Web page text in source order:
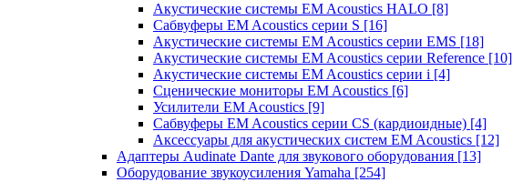
Акустические системы EM Acoustics HALO [8]
Сабвуферы EM Acoustics серии S [16]
Акустические системы EM Acoustics серии EMS [18]
Акустические системы EM Acoustics серии Reference [10]
Акустические системы EM Acoustics серии i [4]
Сценические мониторы EM Acoustics [6]
Усилители EM Acoustics [9]
Сабвуферы EM Acoustics серии CS (кардиоидные) [4]
Аксессуары для акустических систем EM Acoustics [12]
Адаптеры Audinate Dante для звукового оборудования [13]
Оборудование звукоусиления Yamaha [254]